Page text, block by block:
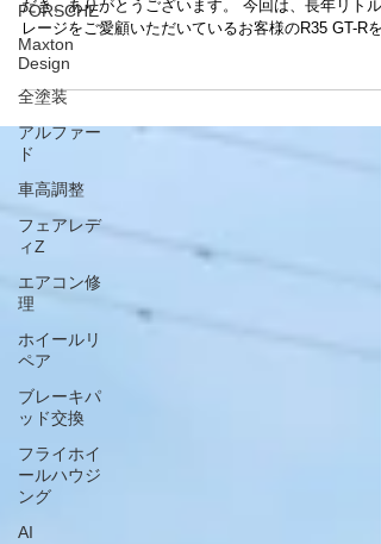
PORSCHE
Maxton
Design
全塗装
アルファー
ド
車高調整
フェアレデ
ィZ
エアコン修
理
ホイールリ
ペア
ブレーキパ
ッド交換
フライホイ
ールハウジ
ング
AI
こんにちは😊 いつもリトルガレージブログをご覧い
だき、ありがとうございます。 今回は、長年リトル
レージをご愛顧いただいているお客様のR35 GT-Rを
紹介します🚗✨ いつもメンテナンスやカスタムをご
お客様です。 今回は、TCM（トランスミッションコ
トロールモジュール）のバージョンアップをご依頼
ただきました🔧 TCMは、R35 GT-RのGR6デュアルク
ラッチトランスミッションを制御する重要なユニッ
です。 バージョンアップを行うことで、お車の仕様
使用環境に合わせた制御へ最適化され、より快適で
心して走行をお楽しみいただけます。 交換後はミッ
ョン学習も丁寧に実施し、本来の性能を十分に発揮
きるよう仕上げました✨ サーキット走行から街乗り
で、安心してドライビングを楽しんでいただける一
となりました😊 いつもリトルガレージをご利用いた
き、誠にありがとうございます。 リトルガレージで
は、R35 GT-RのTCMバージョンアップをはじめ、
ECM・AVユニット・車検・メンテナンス・カ